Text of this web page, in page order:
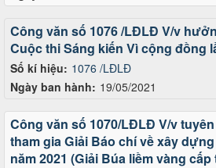
Số kí hiệu: 1076 /LĐLĐ
Ngày ban hành: 19/05/2021
Công văn số 1076 /LĐLĐ V/v
Cuộc thi Sáng kiến Vì cộng đồng
Công văn số 1070/LĐLĐ V/v
tham gia Giải Báo chí về xây
năm 2021 (Giải Búa liềm vàng cấp